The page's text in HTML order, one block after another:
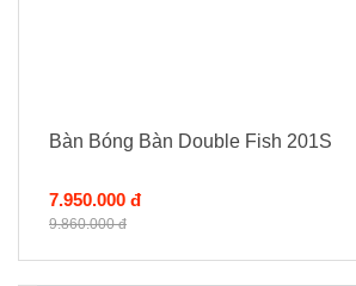
Bàn Bóng Bàn Double Fish 201S
7.950.000 đ
9.860.000 đ